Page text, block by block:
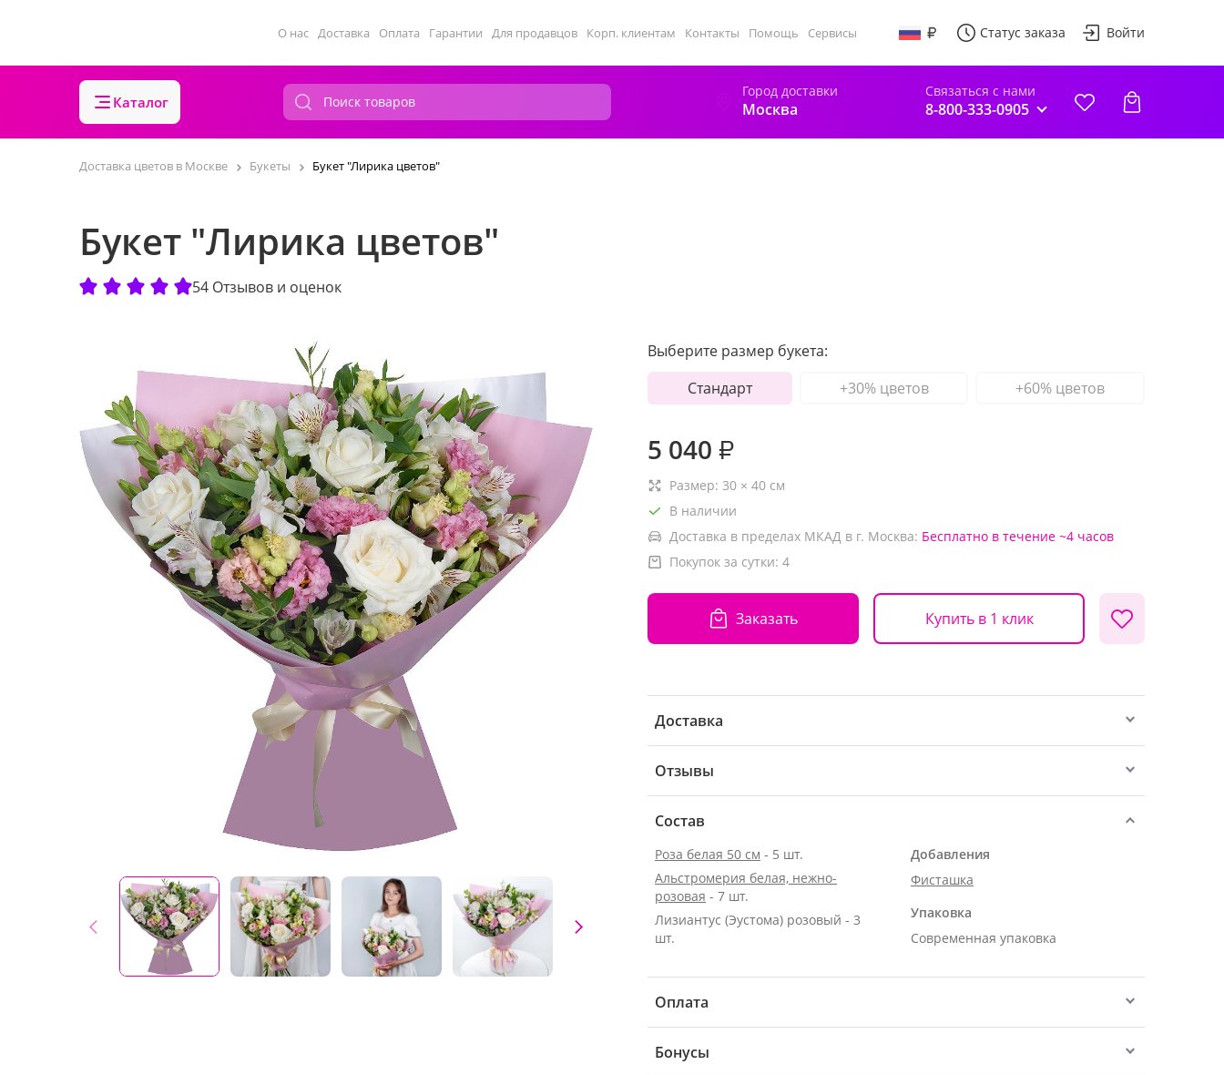
О нас Доставка Оплата Гарантии Для продавцов Корп. клиентам Контакты Помощь Сервисы Статус заказа Войти
Каталог
Город доставки
Москва
Связаться с нами
8-800-333-0905
Доставка цветов в Москве Букеты Букет "Лирика цветов"
Букет "Лирика цветов"
54 Отзывов и оценок
Выберите размер букета:
Стандарт
+30% цветов +60% цветов
5 040 ₽
Размер: 30 × 40 см
В наличии
Доставка в пределах МКАД в г. Москва: Бесплатно в течение ~4 часов
Покупок за сутки: 4
Заказать Купить в 1 клик
Доставка
Отзывы
Состав
Роза белая 50 см - 5 шт.
Альстромерия белая, нежно-
розовая - 7 шт.
Лизиантус (Эустома) розовый - 3
шт.
Добавления
Фисташка
Упаковка
Современная упаковка
Оплата
Бонусы